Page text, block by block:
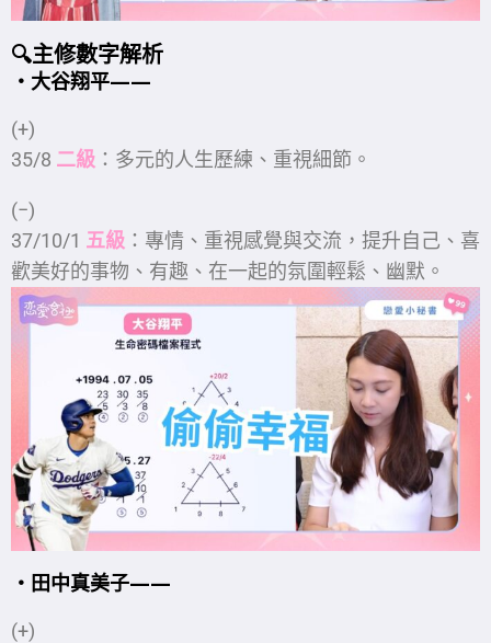
🔍主修數字解析
・大谷翔平——
(+)
35/8 二級 ：多元的人生歷練、重視細節。
(−)
37/10/1 五級 ：專情、重視感覺與交流，提升自己、喜
歡美好的事物、有趣、在一起的氛圍輕鬆、幽默。
・田中真美子——
(+)